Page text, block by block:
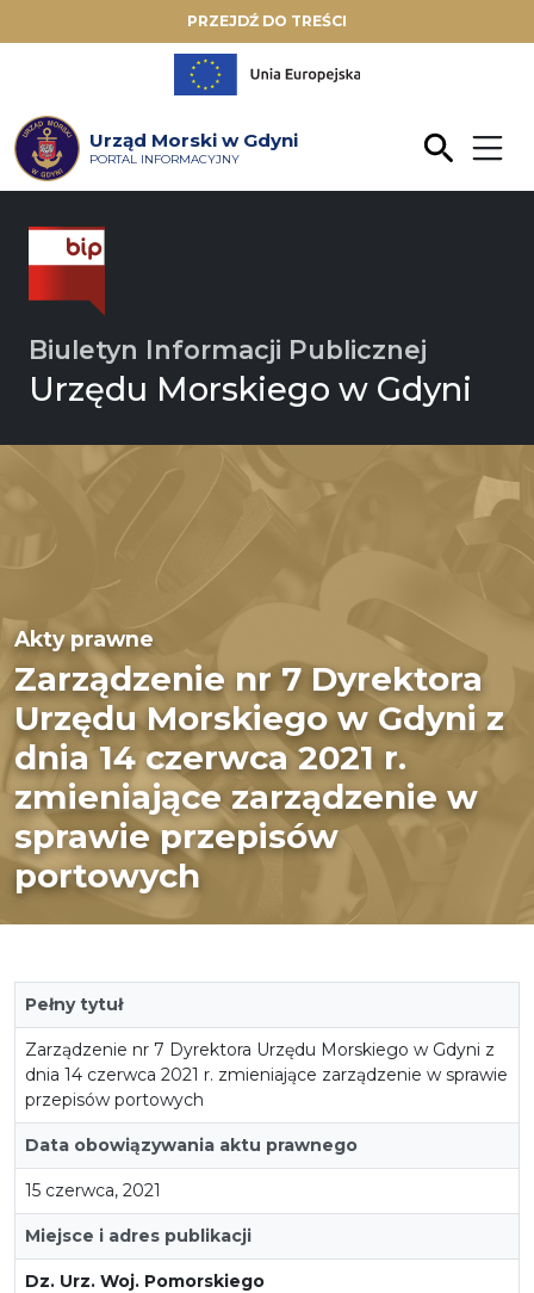
PRZEJDŹ DO TREŚCI
Urząd Morski w Gdyni
PORTAL INFORMACYJNY
Biuletyn Informacji Publicznej
Urzędu Morskiego w Gdyni
Akty prawne
Zarządzenie nr 7 Dyrektora
Urzędu Morskiego w Gdyni z
dnia 14 czerwca 2021 r.
zmieniające zarządzenie w
sprawie przepisów
portowych
Pełny tytuł
Zarządzenie nr 7 Dyrektora Urzędu Morskiego w Gdyni z
dnia 14 czerwca 2021 r. zmieniające zarządzenie w sprawie
przepisów portowych
Data obowiązywania aktu prawnego
15 czerwca, 2021
Miejsce i adres publikacji
Dz. Urz. Woj. Pomorskiego